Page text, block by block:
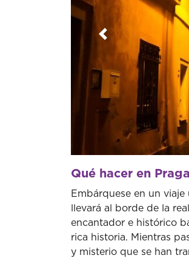
Anterior
Qué hacer en
Embárquese en un
llevará al borde de la
encantador e histórico
rica historia. Mientras
y misterio que se han